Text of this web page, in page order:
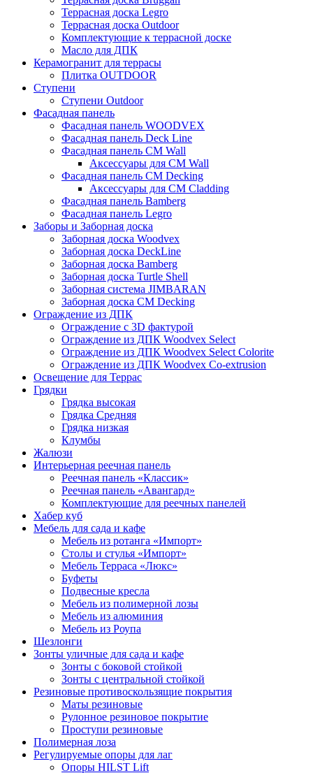
Террасная доска Legro
Террасная доска Outdoor
Комплектующие к террасной доске
Масло для ДПК
Керамогранит для террасы
Плитка OUTDOOR
Ступени
Ступени Outdoor
Фасадная панель
Фасадная панель WOODVEX
Фасадная панель Deck Line
Фасадная панель CM Wall
Аксессуары для CM Wall
Фасадная панель CM Decking
Аксессуары для CM Cladding
Фасадная панель Bamberg
Фасадная панель Legro
Заборы и Заборная доска
Заборная доска Woodvex
Заборная доска DeckLine
Заборная доска Bamberg
Заборная доска Turtle Shell
Заборная система JIMBARAN
Заборная доска CM Decking
Ограждение из ДПК
Ограждение с 3D фактурой
Ограждение из ДПК Woodvex Select
Ограждение из ДПК Woodvex Select Colorite
Ограждение из ДПК Woodvex Co-extrusion
Освещение для Террас
Грядки
Грядка высокая
Грядка Средняя
Грядка низкая
Клумбы
Жалюзи
Интерьерная реечная панель
Реечная панель «Классик»
Реечная панель «Авангард»
Комплектующие для реечных панелей
Хабер куб
Мебель для сада и кафе
Мебель из ротанга «Импорт»
Столы и стулья «Импорт»
Мебель Терраса «Люкс»
Буфеты
Подвесные кресла
Мебель из полимерной лозы
Мебель из алюминия
Мебель из Роупа
Шезлонги
Зонты уличные для сада и кафе
Зонты с боковой стойкой
Зонты с центральной стойкой
Резиновые противоскользящие покрытия
Маты резиновые
Рулонное резиновое покрытие
Проступи резиновые
Полимерная лоза
Регулируемые опоры для лаг
Опоры HILST Lift